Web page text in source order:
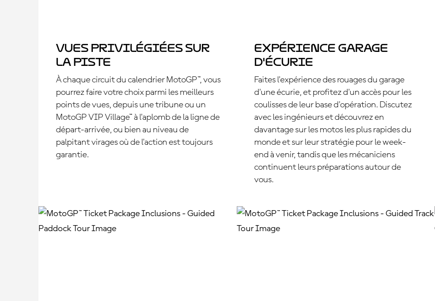
Vues privilégiées sur
la piste
À chaque circuit du calendrier MotoGP™, vous
pourrez faire votre choix parmi les meilleurs
points de vues, depuis une tribune ou un
MotoGP VIP Village™ à l'aplomb de la ligne de
départ-arrivée, ou bien au niveau de
palpitant virages où de l'action est toujours
garantie.
Expérience garage
d'Écurie
Faites l'expérience des rouages du garage
d'une écurie, et profitez d'un accès pour les
coulisses de leur base d'opération. Discutez
avec les ingénieurs et découvrez en
davantage sur les motos les plus rapides du
monde et sur leur stratégie pour le week-
end à venir, tandis que les mécaniciens
continuent leurs préparations autour de
vous.